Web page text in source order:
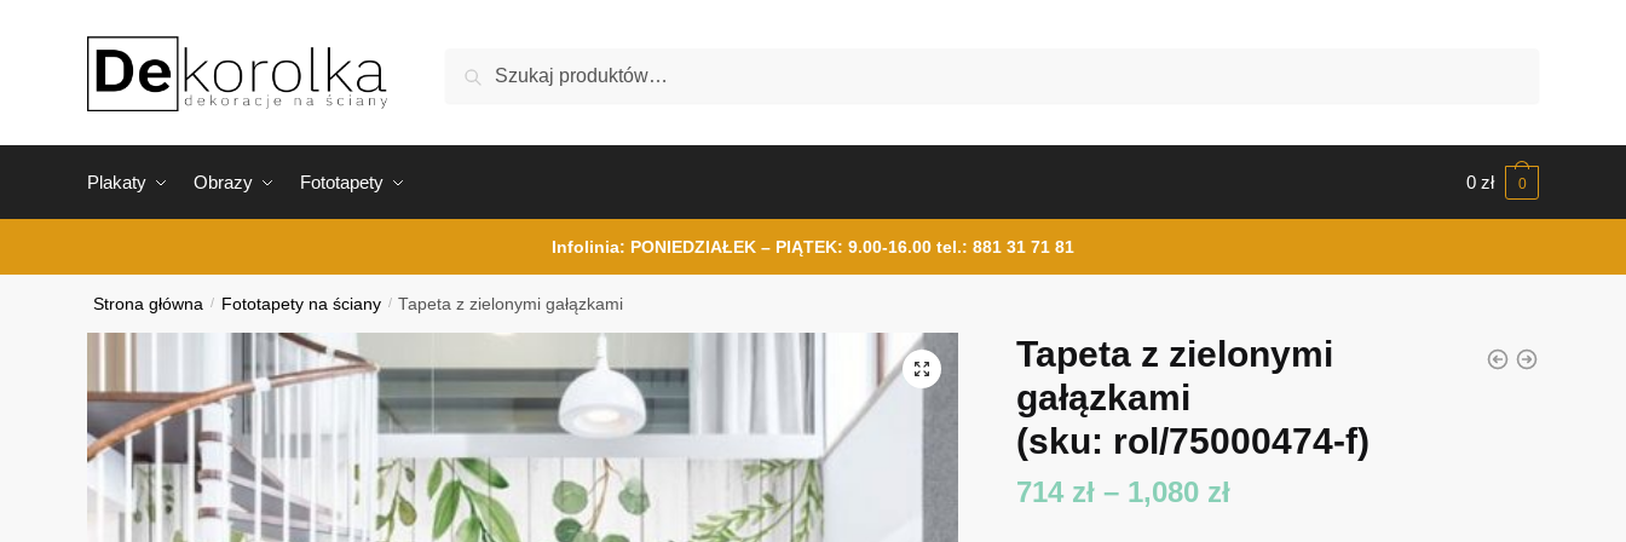
Szukaj
Plakaty Obrazy Fototapety 0 zł 0
Infolinia: PONIEDZIAŁEK – PIĄTEK: 9.00-16.00 tel.: 881 31 71 81
Strona główna / Fototapety na ściany / Tapeta z zielonymi gałązkami
Tapeta z zielonymi
gałązkami
(sku: rol/75000474-f)
714 zł – 1,080 złZakres